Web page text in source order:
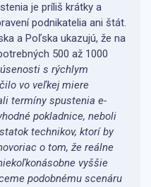
je príliš krátky a
podnikatelia ani štát.
a Poľska ukazujú, že na
500 až 1000
s rýchlym
vo veľkej miere
termíny spustenia e-
pokladnice, neboli
technikov, ktorí by
o tom, že reálne
vyššie
podobnému scenáru